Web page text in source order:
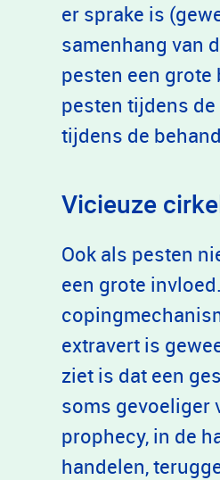
er sprake is
samenhang van
pesten een grote
pesten tijdens
tijdens de
Vicieuze
Ook als pesten
een grote
extravert is
ziet is dat een
soms gevoeliger
prophecy, in de
handelen,